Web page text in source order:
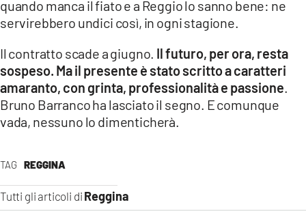
TAG REGGINA
Tutti gli articoli di Reggina
quando manca il fiato e a Reggio lo sanno bene: ne
servirebbero undici così, in ogni stagione.
Il contratto scade a giugno. Il futuro, per ora, resta
sospeso. Ma il presente è stato scritto a caratteri
amaranto, con grinta, professionalità e passione.
Bruno Barranco ha lasciato il segno. E comunque
vada, nessuno lo dimenticherà.